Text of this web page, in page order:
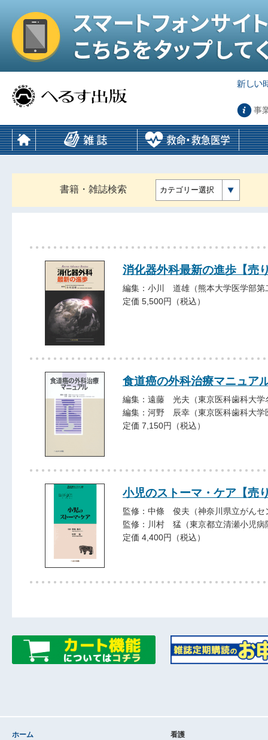
事
書籍・雑誌検索 カテゴリー選択
消化器外科最新の進歩【売
編集：小川 道雄（熊本大学医学部第
定価 5,500円（税込）
食道癌の外科治療マニュア
編集：遠藤 光夫（東京医科歯科大学
編集：河野 辰幸（東京医科歯科大学
定価 7,150円（税込）
小児のストーマ・ケア【売
監修：中條 俊夫（神奈川県立がんセ
監修：川村 猛（東京都立清瀬小児病
定価 4,400円（税込）
ホーム
看護